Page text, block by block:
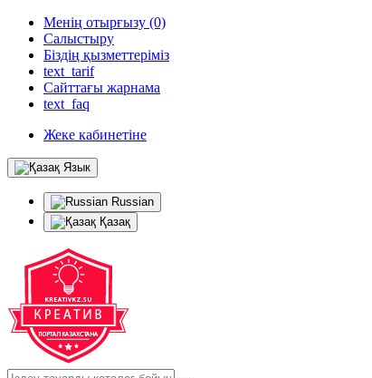
Менің отырғызу (0)
Салыстыру
Біздің қызметтеріміз
text_tarif
Сайттағы жарнама
text_faq
Жеке кабинетіне
Язык
Russian
Қазақ